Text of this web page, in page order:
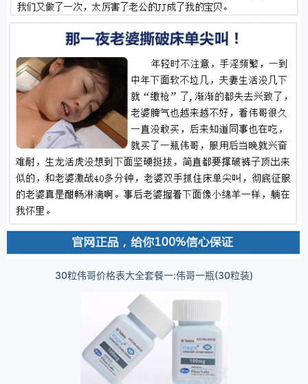
30粒伟哥价格表大全套餐一:伟哥一瓶(30粒装)